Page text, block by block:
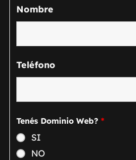
Nombre
Teléfono
Tenés Dominio Web? *
SI
NO